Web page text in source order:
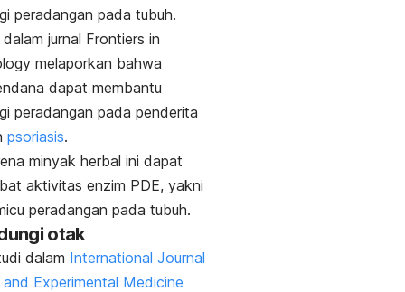
peradangan pada tubuh.
jurnal Frontiers in
melaporkan bahwa
dapat membantu
peradangan pada penderita
psoriasis.
minyak herbal ini dapat
aktivitas enzim PDE, yakni
peradangan pada tubuh.
otak
dalam International Journal
Experimental Medicine